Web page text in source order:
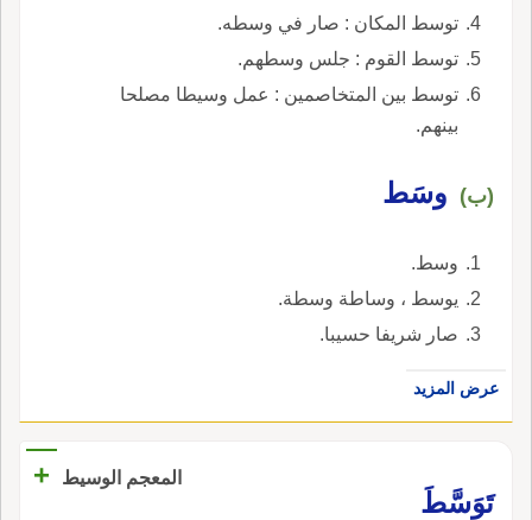
توسط المكان : صار في وسطه.
توسط القوم : جلس وسطهم.
توسط بين المتخاصمين : عمل وسيطا مصلحا
بينهم.
(ب) وسَط
وسط.
يوسط ، وساطة وسطة.
صار شريفا حسيبا.
عرض المزيد
المعجم الوسيط
+
تَوَسَّطَ